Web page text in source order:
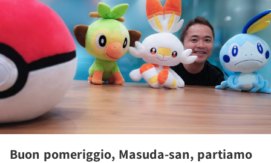
Buon pomeriggio, Masuda-san, partiamo